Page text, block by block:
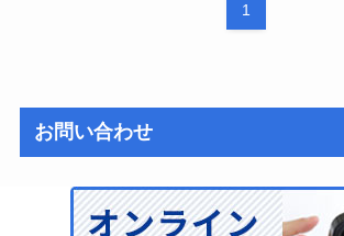
1
お問い合わせ